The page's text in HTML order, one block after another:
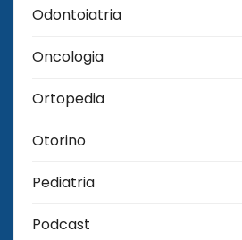
Odontoiatria
Oncologia
Ortopedia
Otorino
Pediatria
Podcast